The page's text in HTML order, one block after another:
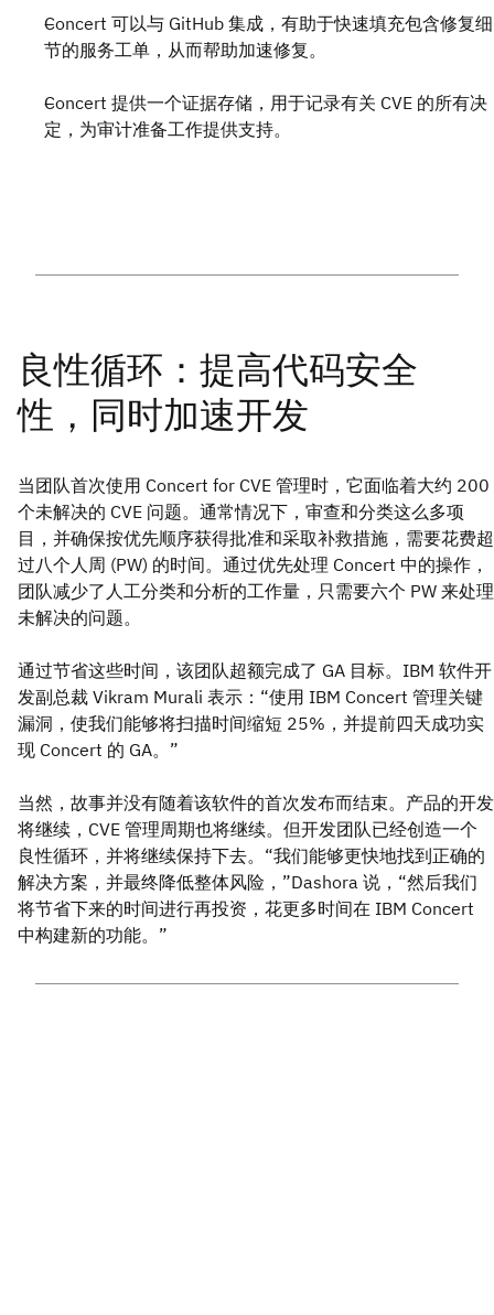
Concert 可以与 GitHub 集成，有助于快速填充包含修复细
节的服务工单，从而帮助加速修复。
Concert 提供一个证据存储，用于记录有关 CVE 的所有决
定，为审计准备工作提供支持。
当团队首次使用 Concert for CVE 管理时，它面临着大约 200
个未解决的 CVE 问题。通常情况下，审查和分类这么多项
目，并确保按优先顺序获得批准和采取补救措施，需要花费超
过八个人周 (PW) 的时间。通过优先处理 Concert 中的操作，
团队减少了人工分类和分析的工作量，只需要六个 PW 来处理
未解决的问题。
通过节省这些时间，该团队超额完成了 GA 目标。IBM 软件开
发副总裁 Vikram Murali 表示：“使用 IBM Concert 管理关键
漏洞，使我们能够将扫描时间缩短 25%， 并提前四天成功实
现 Concert 的 GA。”
当然，故事并没有随着该软件的首次发布而结束。产品的开发
将继续，CVE 管理周期也将继续。但开发团队已经创造一个
良性循环，并将继续保持下去。“我们能够更快地找到正确的
解决方案，并最终降低整体风险，”Dashora 说，“然后我们
将节省下来的时间进行再投资，花更多时间在 IBM Concert
中构建新的功能。”